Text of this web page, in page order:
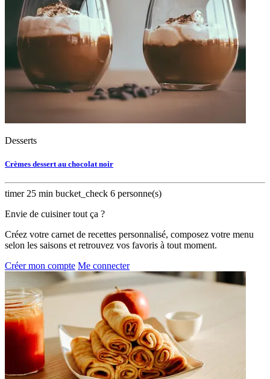
Desserts
Crèmes dessert au chocolat noir
timer25 min bucket_check 6 personne(s)
Envie de cuisiner tout ça ?
Créez votre carnet de recettes personnalisé, composez votre menu
selon les saisons et retrouvez vos favoris à tout moment.
Créer mon compte Me connecter